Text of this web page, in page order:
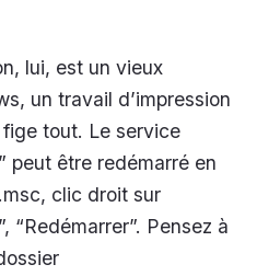
lui, est un vieux
un travail d’impression
tout. Le service
peut être redémarré en
clic droit sur
“Redémarrer”. Pensez à